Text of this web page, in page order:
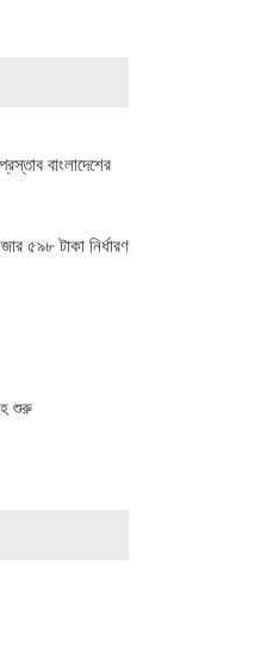
বাংলাদেশের
৫৯৮ টাকা নির্ধারণ
শুরু